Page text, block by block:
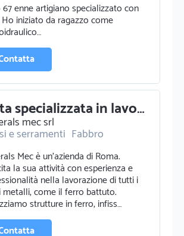
enne artigiano specializzato con
iniziato da ragazzo come
Ditta specializzata in lavorazione artigianale metalli
mec srl
e serramenti Fabbro
Mec è un’azienda di Roma.
la sua attività con esperienza e
nella lavorazione di tutti i
metalli, come il ferro battuto.
strutture in ferro, infiss…